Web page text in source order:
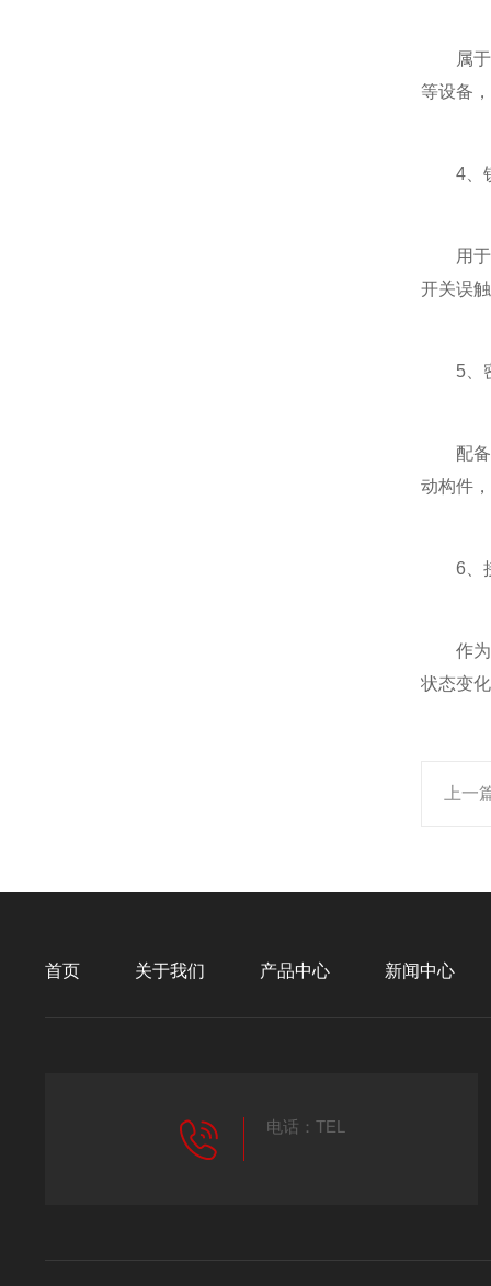
属于信
等设备
4、锁
用于固
开关误
5、密
配备专
动构件
6、接
作为信
状态变
上一
首页 关于我们 产品中心 新闻中心
电话：TEL